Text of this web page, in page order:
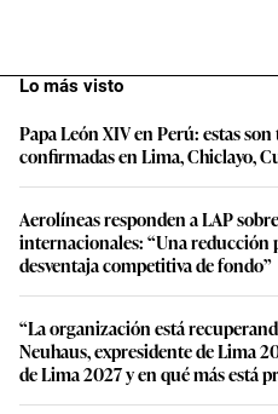
Lo más visto
Papa León XIV en Perú: estas
confirmadas en Lima, Chiclayo,
Aerolíneas responden a LAP
internacionales: “Una reducción
desventaja competitiva de fondo”
“La organización está
Neuhaus, expresidente de Lima
de Lima 2027 y en qué más está